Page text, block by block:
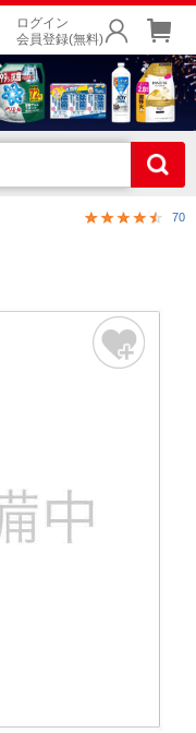
ログイン
会員登録(無料)
70